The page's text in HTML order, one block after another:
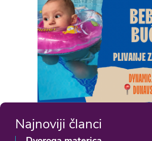
Najnoviji članci